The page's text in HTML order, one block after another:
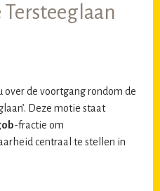
de voortgang rondom de
Deze motie staat
-fractie om
centraal te stellen in